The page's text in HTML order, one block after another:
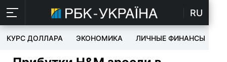
RU
КУРС ДОЛЛАРА ЭКОНОМИКА ЛИЧНЫЕ ФИНАНСЫ